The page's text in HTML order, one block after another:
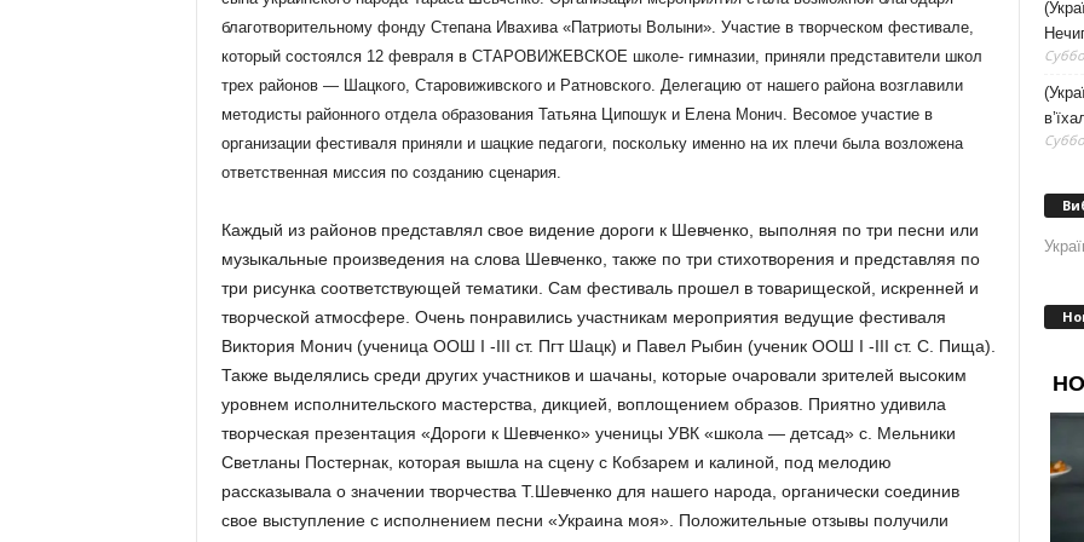
благотворительному фонду Степана Ивахива «Патриоты Волыни». Участие в творческом фестивале,
который состоялся 12 февраля в СТАРОВИЖЕВСКОЕ школе- гимназии, приняли представители школ
трех районов — Шацкого, Старовиживского и Ратновского. Делегацию от нашего района возглавили
методисты районного отдела образования Татьяна Ципошук и Елена Монич. Весомое участие в
организации фестиваля приняли и шацкие педагоги, поскольку именно на их плечи была возложена
ответственная миссия по созданию сценария.
Каждый из районов представлял свое видение дороги к Шевченко, выполняя по три песни или
музыкальные произведения на слова Шевченко, также по три стихотворения и представляя по
три рисунка соответствующей тематики. Сам фестиваль прошел в товарищеской, искренней и
творческой атмосфере. Очень понравились участникам мероприятия ведущие фестиваля
Виктория Монич (ученица ООШ I -III ст. Пгт Шацк) и Павел Рыбин (ученик ООШ I -III ст. С. Пища).
Также выделялись среди других участников и шачаны, которые очаровали зрителей высоким
уровнем исполнительского мастерства, дикцией, воплощением образов. Приятно удивила
творческая презентация «Дороги к Шевченко» ученицы УВК «школа — детсад» с. Мельники
Светланы Постернак, которая вышла на сцену с Кобзарем и калиной, под мелодию
рассказывала о значении творчества Т.Шевченко для нашего народа, органически соединив
свое выступление с исполнением песни «Украина моя». Положительные отзывы получили